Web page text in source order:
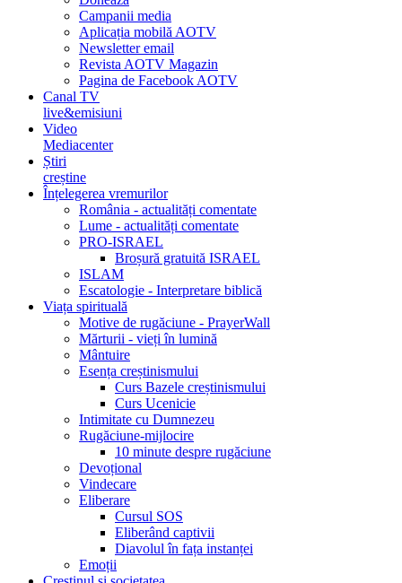
Campanii media
Aplicația mobilă AOTV
Newsletter email
Revista AOTV Magazin
Pagina de Facebook AOTV
Canal TV
live&emisiuni
Video
Mediacenter
Știri
creștine
Înțelegerea vremurilor
România - actualități comentate
Lume - actualități comentate
PRO-ISRAEL
Broșură gratuită ISRAEL
ISLAM
Escatologie - Interpretare biblică
Viața spirituală
Motive de rugăciune - PrayerWall
Mărturii - vieți în lumină
Mântuire
Esența creștinismului
Curs Bazele creștinismului
Curs Ucenicie
Intimitate cu Dumnezeu
Rugăciune-mijlocire
10 minute despre rugăciune
Devoțional
Vindecare
Eliberare
Cursul SOS
Eliberând captivii
Diavolul în fața instanței
Emoții